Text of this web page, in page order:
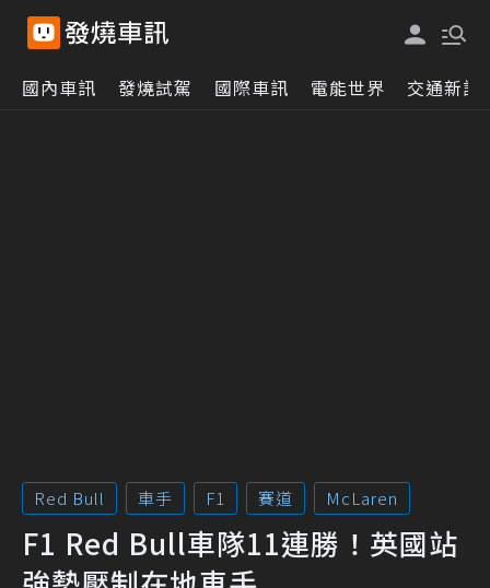
國內車訊 發燒試駕 國際車訊 電能世界 交通新訊
Red Bull 車手 F1 賽道 McLaren
F1 Red Bull車隊11連勝！英國站